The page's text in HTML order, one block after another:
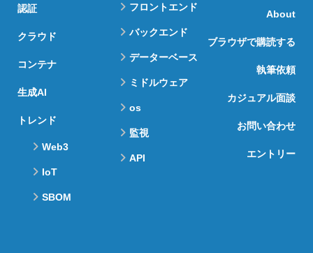
認証
クラウド
コンテナ
生成AI
トレンド
Web3
IoT
SBOM
フロントエンド
バックエンド
データーベース
ミドルウェア
os
監視
API
About
ブラウザで購読する
執筆依頼
カジュアル面談
お問い合わせ
エントリー